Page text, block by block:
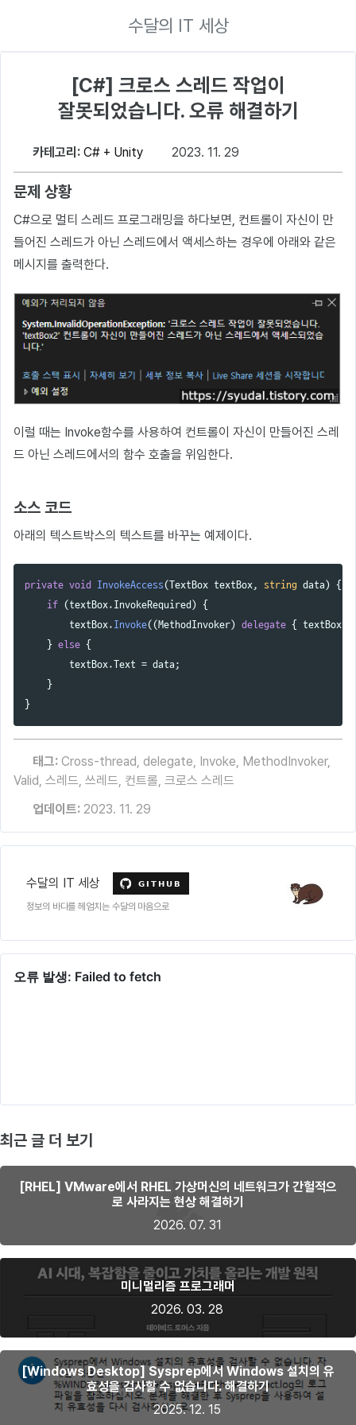
수달의 IT 세상
[C#] 크로스 스레드 작업이
잘못되었습니다. 오류 해결하기
카테고리: C# + Unity 2023. 11. 29
문제 상황
C#으로 멀티 스레드 프로그래밍을 하다보면, 컨트롤이 자신이 만
들어진 스레드가 아닌 스레드에서 액세스하는 경우에 아래와 같은
메시지를 출력한다.
이럴 때는 Invoke함수를 사용하여 컨트롤이 자신이 만들어진 스레
드 아닌 스레드에서의 함수 호출을 위임한다.
소스 코드
아래의 텍스트박스의 텍스트를 바꾸는 예제이다.
private void InvokeAccess(TextBox textBox, string data ) {
if ( textBox. InvokeRequired ) {
textBox. Invoke((MethodInvoker) delegate { textBox
} else {
textBox.Text = data ;
}
}
태그: Cross-thread, delegate, Invoke, MethodInvoker,
Valid, 스레드, 쓰레드, 컨트롤, 크로스 스레드
업데이트: 2023. 11. 29
수달의 IT 세상
정보의 바다를 헤엄치는 수달의 마음으로
최근 글 더 보기
[RHEL] VMware에서 RHEL 가상머신의 네트워크가 간헐적으
로 사라지는 현상 해결하기
2026. 07. 31
미니멀리즘 프로그래머
2026. 03. 28
[Windows Desktop] Sysprep에서 Windows 설치의 유
효성을 검사할 수 없습니다. 해결하기
2025. 12. 15